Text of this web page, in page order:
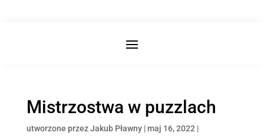
Mistrzostwa w puzzlach
utworzone przezJakub Pławny|maj 16, 2022 |